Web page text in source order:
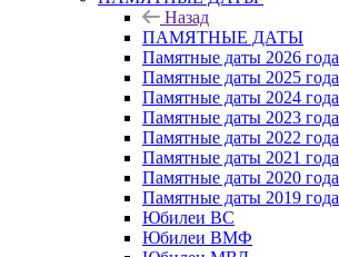
Назад
ПАМЯТНЫЕ ДАТЫ
Памятные даты 2026 года
Памятные даты 2025 года
Памятные даты 2024 года
Памятные даты 2023 года
Памятные даты 2022 года
Памятные даты 2021 года
Памятные даты 2020 года
Памятные даты 2019 года
Юбилеи ВС
Юбилеи ВМФ